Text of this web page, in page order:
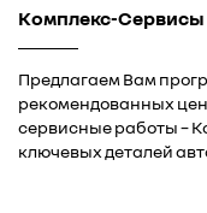
Комплекс-Сервисы
Предлагаем Вам
рекомендованных
сервисные работы –
ключевых деталей